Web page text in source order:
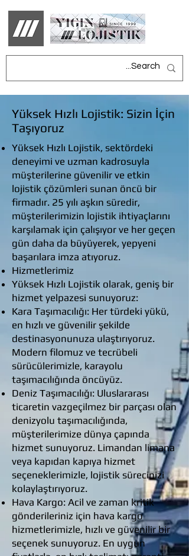
Yüksek Hızlı Lojistik: Sizin İçin
Taşıyoruz
Yüksek Hızlı Lojistik, sektördeki
deneyimi ve uzman kadrosuyla
müşterilerine güvenilir ve etkin
lojistik çözümleri sunan öncü bir
firmadır. 25 yılı aşkın süredir,
müşterilerimizin lojistik ihtiyaçlarını
karşılamak için çalışıyor ve her geçen
gün daha da büyüyerek, yepyeni
başarılara imza atıyoruz.
Hizmetlerimiz
Yüksek Hızlı Lojistik olarak, geniş bir
hizmet yelpazesi sunuyoruz:
Kara Taşımacılığı: Her türdeki yükü,
en hızlı ve güvenilir şekilde
destinasyonunuza ulaştırıyoruz.
Modern filomuz ve tecrübeli
sürücülerimizle, karayolu
taşımacılığında öncüyüz.
Deniz Taşımacılığı: Uluslararası
ticaretin vazgeçilmez bir parçası olan
denizyolu taşımacılığında,
müşterilerimize dünya çapında
hizmet sunuyoruz. Limandan limana
veya kapıdan kapıya hizmet
seçeneklerimizle, lojistik sürecinizi
kolaylaştırıyoruz.
Hava Kargo: Acil ve zaman kritik
gönderileriniz için hava kargo
hizmetlerimizle, hızlı ve güvenilir bir
seçenek sunuyoruz. En uygun